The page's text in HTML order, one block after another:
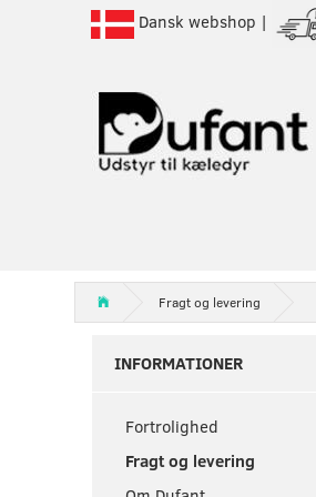
Dansk webshop |
Fragt og levering
INFORMATIONER
Fortrolighed
Fragt og levering